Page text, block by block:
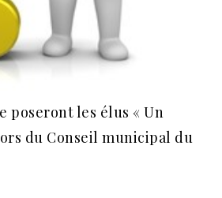
poseront les élus « Un
du Conseil municipal du